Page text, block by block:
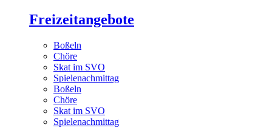
Freizeitangebote
Boßeln
Chöre
Skat im SVO
Spielenachmittag
Boßeln
Chöre
Skat im SVO
Spielenachmittag